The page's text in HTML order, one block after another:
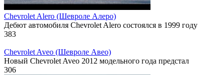
Chevrolet Alero (Шевроле Алеро)
Дебют автомобиля Chevrolet Alero состоялся в 1999 году
383
Chevrolet Aveo (Шевроле Авео)
Новый Chevrolet Aveo 2012 модельного года предстал
306